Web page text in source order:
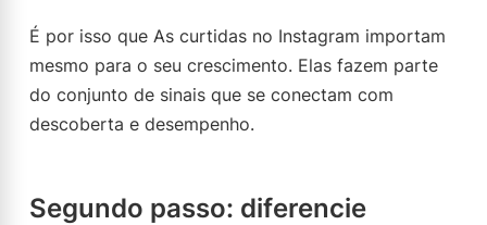
É por isso que As curtidas no Instagram importam
mesmo para o seu crescimento. Elas fazem parte
do conjunto de sinais que se conectam com
descoberta e desempenho.
Segundo passo: diferencie